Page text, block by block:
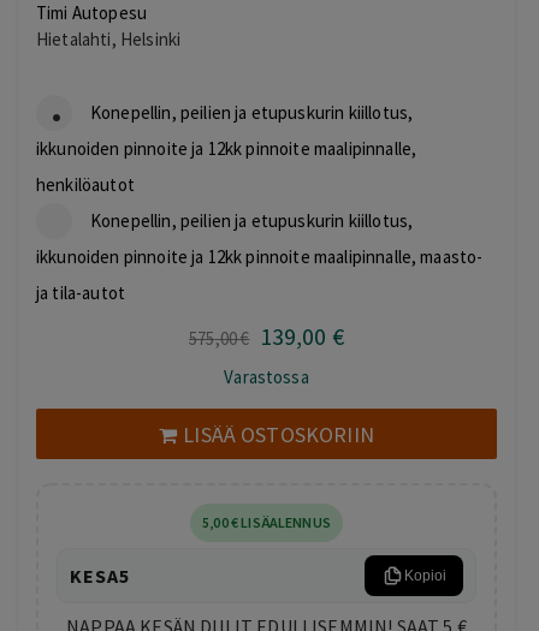
Timi Autopesu
Hietalahti, Helsinki
Konepellin, peilien ja etupuskurin kiillotus,
ikkunoiden pinnoite ja 12kk pinnoite maalipinnalle,
henkilöautot
Konepellin, peilien ja etupuskurin kiillotus,
ikkunoiden pinnoite ja 12kk pinnoite maalipinnalle, maasto-
ja tila-autot
575,00€ Alkuperäinen
oli:
575,00 €.
139,00 €Nykyinen
139,00 €.
Varastossa
LISÄÄ OSTOSKORIIN
5 ,00€LISÄALENNUS
KESA5 Kopioi
NAPPAA KESÄN DIILIT EDULLISEMMIN! SAAT 5 €